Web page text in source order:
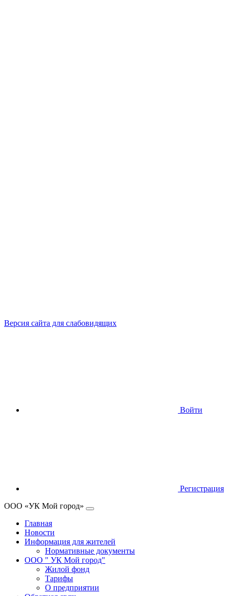
Версия сайта для слабовидящих
Войти
Регистрация
ООО «УК Мой город»
Главная
Новости
Информация для жителей
Нормативные документы
ООО " УК Мой город"
Жилой фонд
Тарифы
О предприятии